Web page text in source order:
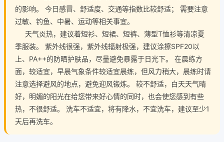
的影响。 今日感冒、舒适度、交通等指数比较舒适； 需要注意
过敏、钓鱼、中暑、运动等相关事宜。
天气炎热，建议着短衫、短裙、短裤、薄型T恤衫等清凉夏
季服装。 紫外线很强，紫外线辐射极强，建议涂擦SPF20以
上、PA++的防晒护肤品，尽量避免暴露于日光下。 在晨练方
面，较适宜，早晨气象条件较适宜晨练，但风力稍大，晨练时请
注意选择避风的地点，避免迎风锻炼。 较不舒适，白天天气晴
好，明媚的阳光在给您带来好心情的同时，也会使您感到有些
热，不很舒适。 洗车不适宜，将有降水，不宜洗车，建议至少1
天后再洗车。